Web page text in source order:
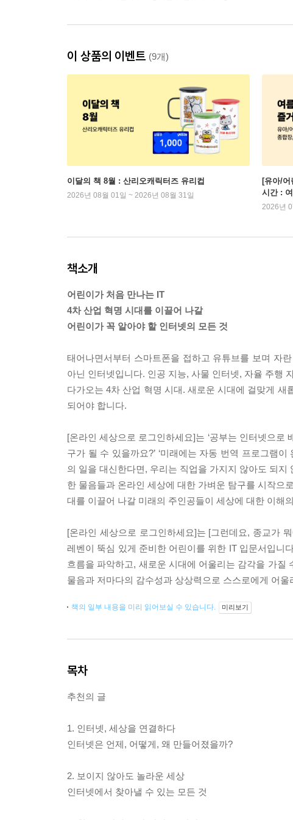
이 상품의 이벤트 (9개)
이달의 책 8월 : 산리오캐릭터즈 유리컵
2026년 08월 01일 ~ 2026년 08월 31일
[유아/
시간 :
2026년
책소개
어린이가 처음 만나는 IT
4차 산업 혁명 시대를 이끌어 나갈
어린이가 꼭 알아야 할 인터넷의 모든 것
태어나면서부터 스마트폰을 접하고 유튜브를 보며 자
아닌 인터넷입니다. 인공 지능, 사물 인터넷, 자율 주
다가오는 4차 산업 혁명 시대. 새로운 시대에 걸맞게
되어야 합니다.
[온라인 세상으로 로그인하세요]는 ‘공부는 인터넷으로
구가 될 수 있을까요?’ ‘미래에는 자동 번역 프로그램
의 일을 대신한다면, 우리는 직업을 가지지 않아도 되
한 물음들과 온라인 세상에 대한 가벼운 탐구를 시작으
대를 이끌어 나갈 미래의 주인공들이 세상에 대한 이해
[온라인 세상으로 로그인하세요]는 [그런데요, 종교가
레벤이 뚝심 있게 준비한 어린이를 위한 IT 입문서입니
흐름을 파악하고, 새로운 시대에 어울리는 감각을 가
물음과 저마다의 감수성과 상상력으로 스스로에게 어
책의 일부 내용을 미리 읽어보실 수 있습니다. 미리보기
목차
추천의 글
1. 인터넷, 세상을 연결하다
인터넷은 언제, 어떻게, 왜 만들어졌을까?
2. 보이지 않아도 놀라운 세상
인터넷에서 찾아낼 수 있는 모든 것